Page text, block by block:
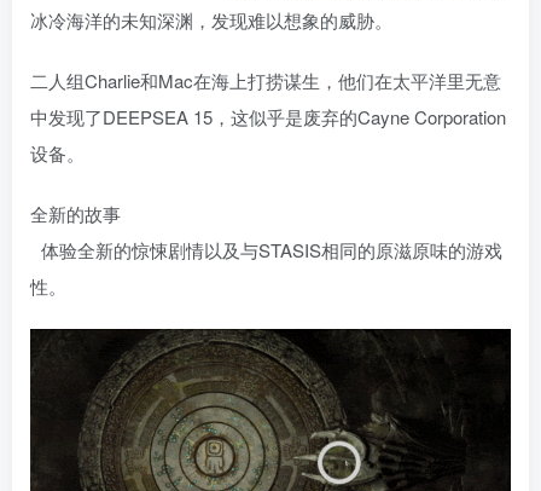
冰冷海洋的未知深渊，发现难以想象的威胁。
二人组Charlie和Mac在海上打捞谋生，他们在太平洋里无意
中发现了DEEPSEA 15，这似乎是废弃的Cayne Corporation
设备。
全新的故事
体验全新的惊悚剧情以及与STASIS相同的原滋原味的游戏
性。